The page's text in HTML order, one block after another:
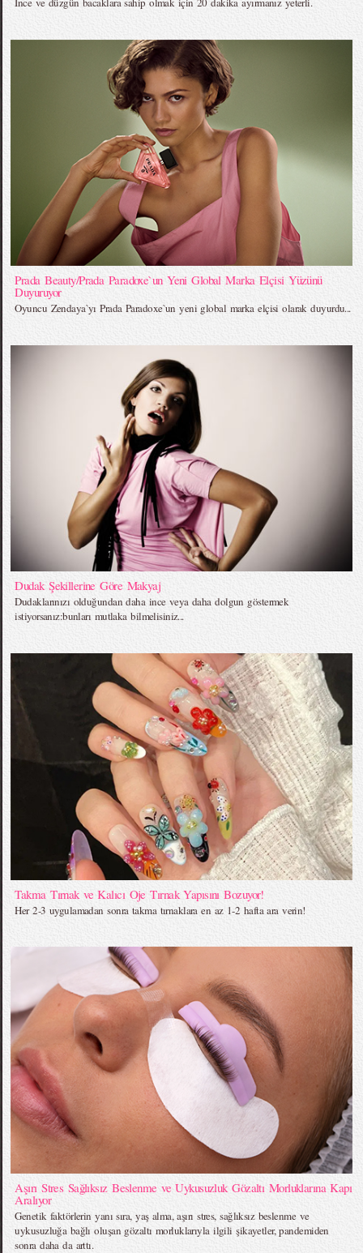
Prada Beauty/Prada Paradoxe`un Yeni Global Marka Elçisi Yüzünü
Duyuruyor
Oyuncu Zendaya`yı Prada Paradoxe`un yeni global marka elçisi olarak duyurdu...
Dudak Şekillerine Göre Makyaj
Dudaklarınızı olduğundan daha ince veya daha dolgun göstermek
istiyorsanız:bunları mutlaka bilmelisiniz...
Takma Tırnak ve Kalıcı Oje Tırnak Yapısını Bozuyor!
Her 2-3 uygulamadan sonra takma tırnaklara en az 1-2 hafta ara verin!
Aşırı Stres Sağlıksız Beslenme ve Uykusuzluk Gözaltı Morluklarına Kapı
Aralıyor
Genetik faktörlerin yanı sıra, yaş alma, aşırı stres, sağlıksız beslenme ve
uykusuzluğa bağlı oluşan gözaltı morluklarıyla ilgili şikayetler, pandemiden
sonra daha da arttı.